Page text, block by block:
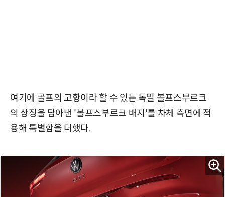
여기에 골프의 고향이라 할 수 있는 독일 볼프스부르크
의 상징을 담아낸 '볼프스부르크 배지'를 차체 측면에 적
용해 특별함을 더했다.